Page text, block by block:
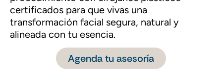
certificados para que vivas una
transformación facial segura, natural y
alineada con tu esencia.
Agenda tu asesoría